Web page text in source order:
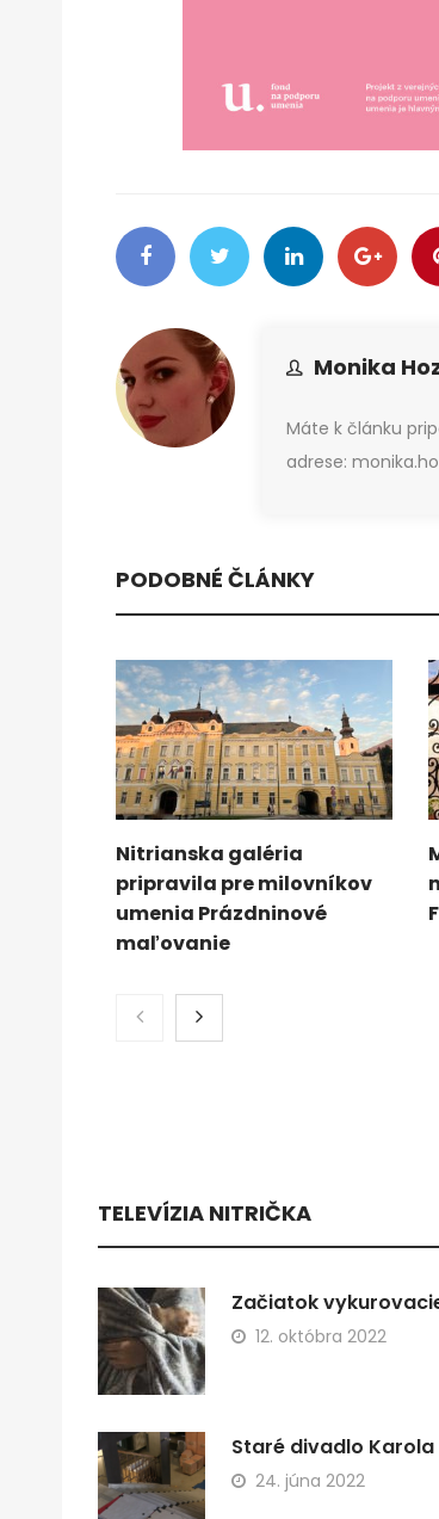
Monika
Máte k článku
adrese:
PODOBNÉ ČLÁNKY
Nitrianska galéria
pripravila pre milovníkov
umenia Prázdninové
maľovanie
TELEVÍZIA NITRIČKA
Začiatok
12. októbra 2022
Staré divadlo
24. júna 2022